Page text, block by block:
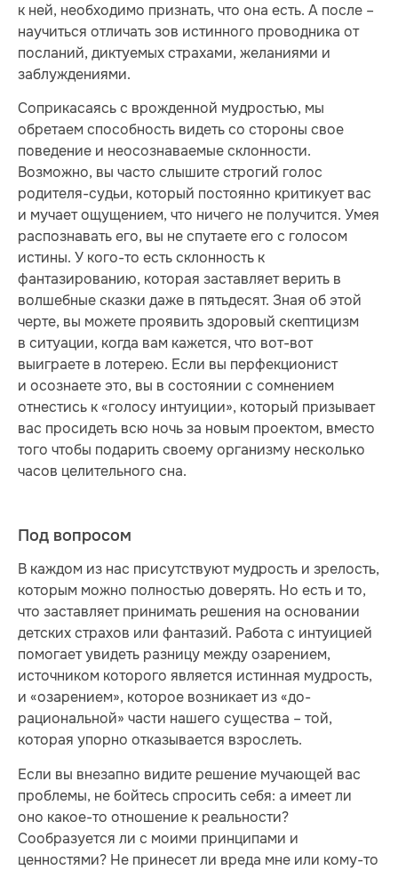
к ней, необходимо признать, что она есть. А после –
научиться отличать зов истинного проводника от
посланий, диктуемых страхами, желаниями и
заблуждениями.
Соприкасаясь с врожденной мудростью, мы
обретаем способность видеть со стороны свое
поведение и неосознаваемые склонности.
Возможно, вы часто слышите строгий голос
родителя-судьи, который по­стоян­но критикует вас
и мучает ощу­щением, что ничего не получится. Умея
рас­по­знавать его, вы не спутаете его с голосом
истины. У кого-то есть склонность к
фантазированию, которая заставляет верить в
волшебные сказки даже в пятьдесят. Зная об этой
черте, вы можете проявить здоровый скеп­ти­цизм
в ситуации, когда вам кажется, что вот-вот
выиграете в лотерею. Если вы перфекционист
и осознаете это, вы в состоянии с сомнением
отнестись к «голосу интуиции», который призывает
вас просидеть всю ночь за новым проектом, вместо
того чтобы подарить своему организму несколько
часов целительного сна.
Под вопросом
В каждом из нас присутствуют мудрость и зрелость,
которым можно полностью доверять. Но есть и то,
что заставляет принимать решения на основании
детских страхов или фантазий. Работа с интуицией
помогает увидеть разницу между озарением,
источником которого является истинная мудрость,
и «озарением», которое возникает из «до-
рациональной» части нашего существа – той,
которая упорно отказывается взрослеть.
Если вы внезапно видите решение мучающей вас
проблемы, не бойтесь спросить себя: а имеет ли
оно какое-то отношение к реальности?
Сообразуется ли с моими принципами и
ценностями? Не принесет ли вреда мне или кому-то